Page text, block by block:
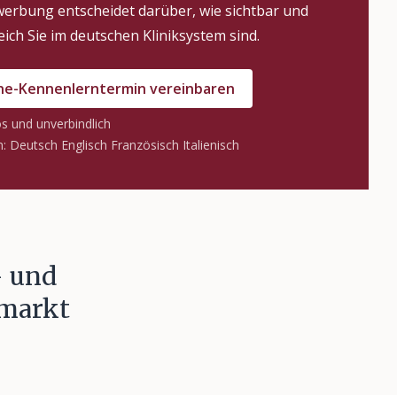
entscheidet darüber, wie sichtbar und
Sie im deutschen Kliniksystem sind.
Kennenlerntermin vereinbaren
und unverbindlich
Deutsch Englisch Französisch Italienisch
und